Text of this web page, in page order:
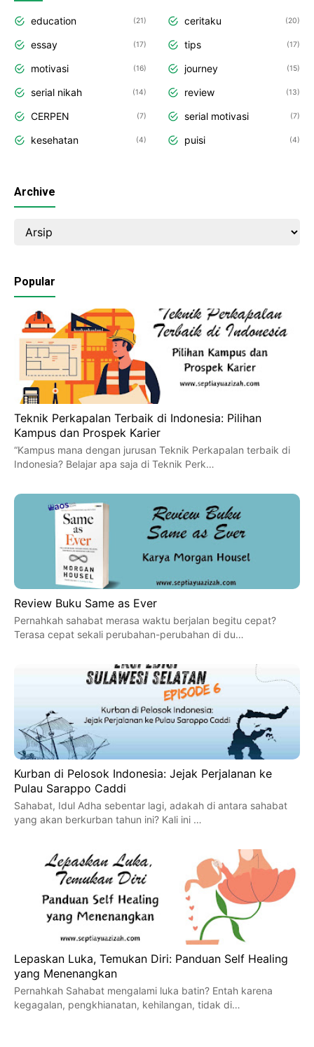
education 21 ceritaku 20
essay 17 tips 17
motivasi 16 journey 15
serial nikah 14 review 13
CERPEN 7 serial motivasi 7
kesehatan 4 puisi 4
Archive
Popular
Teknik Perkapalan Terbaik di Indonesia: Pilihan
Kampus dan Prospek Karier
“Kampus mana dengan jurusan Teknik Perkapalan terbaik di
Indonesia? Belajar apa saja di Teknik Perk…
Review Buku Same as Ever
Pernahkah sahabat merasa waktu berjalan begitu cepat?
Terasa cepat sekali perubahan-perubahan di du…
Kurban di Pelosok Indonesia: Jejak Perjalanan ke
Pulau Sarappo Caddi
Sahabat, Idul Adha sebentar lagi, adakah di antara sahabat
yang akan berkurban tahun ini? Kali ini …
Lepaskan Luka, Temukan Diri: Panduan Self Healing
yang Menenangkan
Pernahkah Sahabat mengalami luka batin? Entah karena
kegagalan, pengkhianatan, kehilangan, tidak di…